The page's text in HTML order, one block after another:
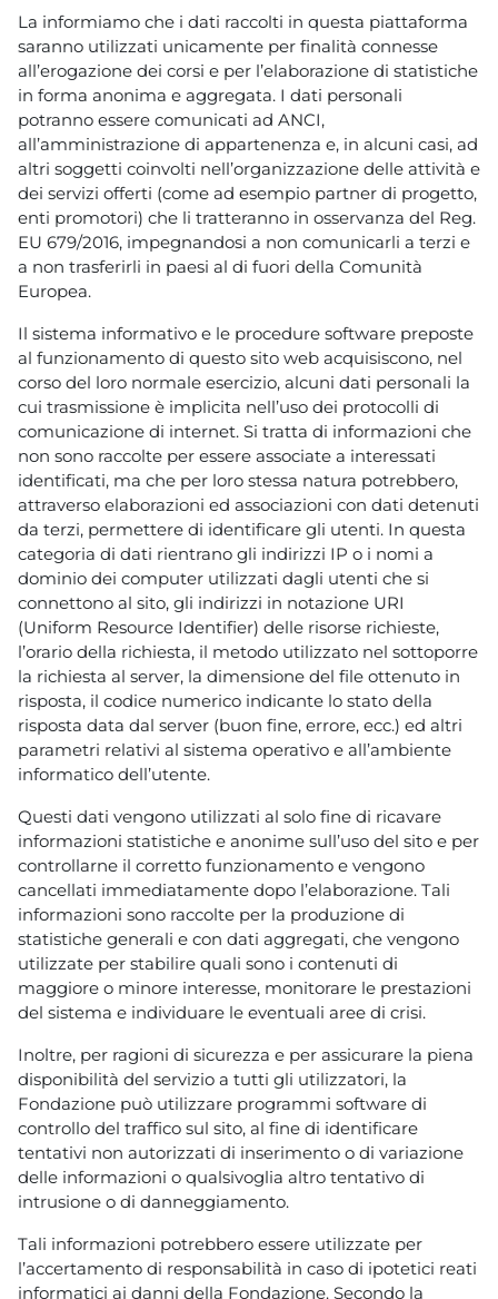
La informiamo che i dati raccolti in questa piattaforma
saranno utilizzati unicamente per finalità connesse
all’erogazione dei corsi e per l’elaborazione di statistiche
in forma anonima e aggregata. I dati personali
potranno essere comunicati ad ANCI,
all’amministrazione di appartenenza e, in alcuni casi, ad
altri soggetti coinvolti nell’organizzazione delle attività e
dei servizi offerti (come ad esempio partner di progetto,
enti promotori) che li tratteranno in osservanza del Reg.
EU 679/2016, impegnandosi a non comunicarli a terzi e
a non trasferirli in paesi al di fuori della Comunità
Europea.
Il sistema informativo e le procedure software preposte
al funzionamento di questo sito web acquisiscono, nel
corso del loro normale esercizio, alcuni dati personali la
cui trasmissione è implicita nell’uso dei protocolli di
comunicazione di internet. Si tratta di informazioni che
non sono raccolte per essere associate a interessati
identificati, ma che per loro stessa natura potrebbero,
attraverso elaborazioni ed associazioni con dati detenuti
da terzi, permettere di identificare gli utenti. In questa
categoria di dati rientrano gli indirizzi IP o i nomi a
dominio dei computer utilizzati dagli utenti che si
connettono al sito, gli indirizzi in notazione URI
(Uniform Resource Identifier) delle risorse richieste,
l’orario della richiesta, il metodo utilizzato nel sottoporre
la richiesta al server, la dimensione del file ottenuto in
risposta, il codice numerico indicante lo stato della
risposta data dal server (buon fine, errore, ecc.) ed altri
parametri relativi al sistema operativo e all’ambiente
informatico dell’utente.
Questi dati vengono utilizzati al solo fine di ricavare
informazioni statistiche e anonime sull’uso del sito e per
controllarne il corretto funzionamento e vengono
cancellati immediatamente dopo l’elaborazione. Tali
informazioni sono raccolte per la produzione di
statistiche generali e con dati aggregati, che vengono
utilizzate per stabilire quali sono i contenuti di
maggiore o minore interesse, monitorare le prestazioni
del sistema e individuare le eventuali aree di crisi.
Inoltre, per ragioni di sicurezza e per assicurare la piena
disponibilità del servizio a tutti gli utilizzatori, la
Fondazione può utilizzare programmi software di
controllo del traffico sul sito, al fine di identificare
tentativi non autorizzati di inserimento o di variazione
delle informazioni o qualsivoglia altro tentativo di
intrusione o di danneggiamento.
Tali informazioni potrebbero essere utilizzate per
l’accertamento di responsabilità in caso di ipotetici reati
informatici ai danni della Fondazione. Secondo la